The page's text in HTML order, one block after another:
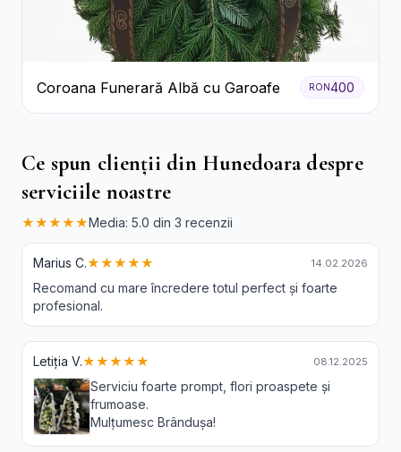
Coroana Funerară Albă cu Garoafe RON400
Ce spun clienții din Hunedoara despre
serviciile noastre
★★★★★Media: 5.0 din 3 recenzii
Marius C.★★★★★ 14.02.2026
Recomand cu mare încredere totul perfect și foarte
profesional.
Letiția V.★★★★★ 08.12.2025
Serviciu foarte prompt, flori proaspete și
frumoase.
Mulțumesc Brândușa!